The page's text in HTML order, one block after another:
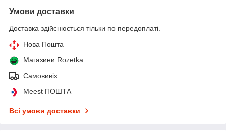
Умови доставки
Доставка здійснюється тільки по передоплаті.
Нова Пошта
Магазини Rozetka
Самовивіз
Meest ПОШТА
Всі умови доставки